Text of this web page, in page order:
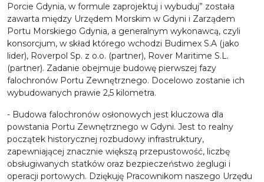
Porcie Gdynia, w formule zaprojektuj i wybuduj” została
zawarta między Urzędem Morskim w Gdyni i Zarządem
Portu Morskiego Gdynia, a generalnym wykonawcą, czyli
konsorcjum, w skład którego wchodzi Budimex S.A (jako
lider), Roverpol Sp. z o.o. (partner), Rover Maritime S.L.
(partner). Zadanie obejmuje budowę pierwszej fazy
falochronów Portu Zewnętrznego. Docelowo zostanie ich
wybudowanych prawie 2,5 kilometra.
- Budowa falochronów osłonowych jest kluczowa dla
powstania Portu Zewnętrznego w Gdyni. Jest to realny
początek historycznej rozbudowy infrastruktury,
zapewniającej znacznie większą przepustowość, liczbę
obsługiwanych statków oraz bezpieczeństwo żeglugi i
operacji portowych. Dziękuję Pracownikom naszego Urzędu